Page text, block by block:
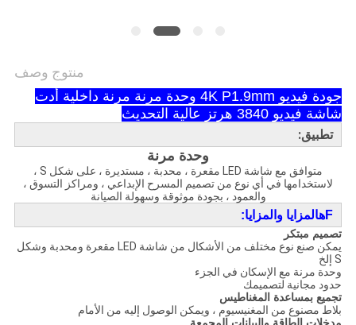
منتوج وصف
جودة فيديو 4K P1.9mm وحدة مرنة مرنة داخلية أدت
شاشة فيديو 3840 هرتز عالية التحديث
تطبيق:
وحدة مرنة
متوافق مع شاشة LED مقعرة ، محدبة ، مستديرة ، على شكل S ،
لاستخدامها في أي نوع من تصميم المسرح الإبداعي ، ومراكز التسوق ،
والعمود ، بجودة موثوقة وسهولة الصيانة
Fهالمزايا والمزايا:
تصميم مبتكر
يمكن صنع نوع مختلف من الأشكال من شاشة LED مقعرة ومحدبة وشكل
S إلخ
وحدة مرنة مع الإسكان في الجزء
حدود مجانية لتصميمك
تجميع بمساعدة المغناطيس
بلاط مصنوع من المغنيسيوم ، ويمكن الوصول إليه من الأمام